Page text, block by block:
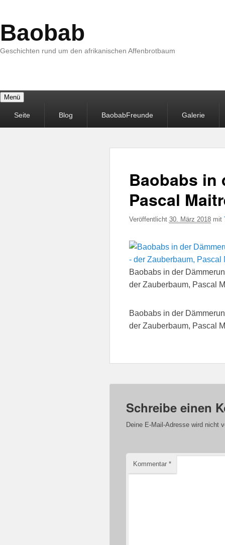
Baobab
Geschichten rund um den afrikanischen Affenbrotbaum
Menü
MenüSeite Blog BaobabFreunde Galerie
Baobabs in
Pascal
Veröffentlicht 30. März 2018mit
Baobabs in der
der Zauberbaum, Pascal
Baobabs in der
der Zauberbaum, Pascal
Schreibe einen
Deine E-Mail-Adresse wird nicht
Kommentar *